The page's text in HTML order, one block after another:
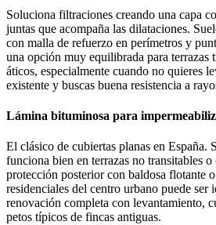
Soluciona filtraciones creando una capa
juntas que acompaña las dilataciones.
con malla de refuerzo en perímetros y
una opción muy equilibrada para terrazas
áticos, especialmente cuando no quieres
existente y buscas buena resistencia a
Lámina bituminosa para
El clásico de cubiertas planas en España.
funciona bien en terrazas no transitables o
protección posterior con baldosa flotante
residenciales del centro urbano puede ser
renovación completa con levantamiento,
petos típicos de fincas antiguas.